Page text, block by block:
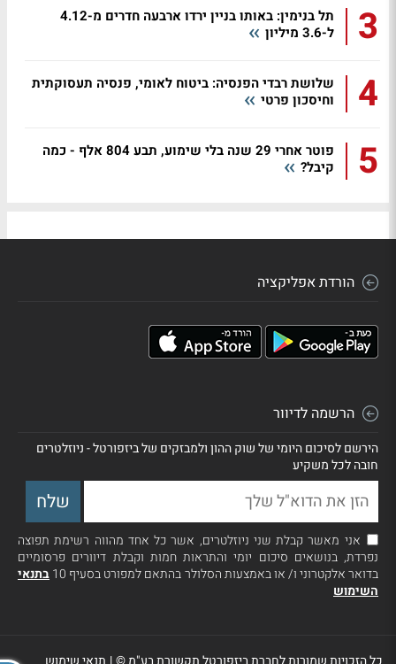
3
תל בנימין: באותו בניין ירדו ארבעה חדרים מ-4.12
ל-3.6 מיליון
4
שלושת רבדי הפנסיה: ביטוח לאומי, פנסיה תעסוקתית
וחיסכון פרטי
5
פוטר אחרי 29 שנה בלי שימוע, תבע 804 אלף - כמה
קיבל?
הורדת אפליקציה
הרשמה לדיוור
הירשם לסיכום היומי של שוק ההון ולמבזקים של ביזפורטל - ניוזלטרים
חובה לכל משקיע
אני מאשר קבלת שני ניוזלטרים, אשר כל אחד מהווה רשימת תפוצה
נפרדת, בנושאים סיכום יומי והתראות חמות וקבלת דיוורים פרסומיים
בדואר אלקטרוני ו/ או באמצעות הסלולר בהתאם למפורט בסעיף 10
בתנאי
השימוש